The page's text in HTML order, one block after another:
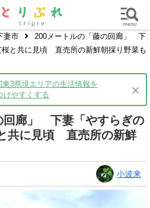
グルメ 買い物 子育て
妻市
200メートルの「藤の回廊」 下
と共に見頃 直売所の新鮮朝採り野菜も
3県境エリアの生活情報を
けやすくする
×
回廊」 下妻「やすらぎの
共に見頃 直売所の新鮮
小波来
menu